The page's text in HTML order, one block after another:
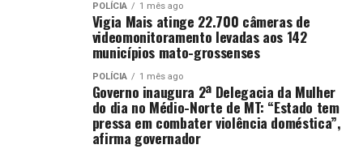
POLÍCIA 1 mês ago
Vigia Mais atinge 22.700 câmeras de
videomonitoramento levadas aos 142
municípios mato-grossenses
POLÍCIA 1 mês ago
Governo inaugura 2ª Delegacia da Mulher
do dia no Médio-Norte de MT: “Estado tem
pressa em combater violência doméstica”,
afirma governador